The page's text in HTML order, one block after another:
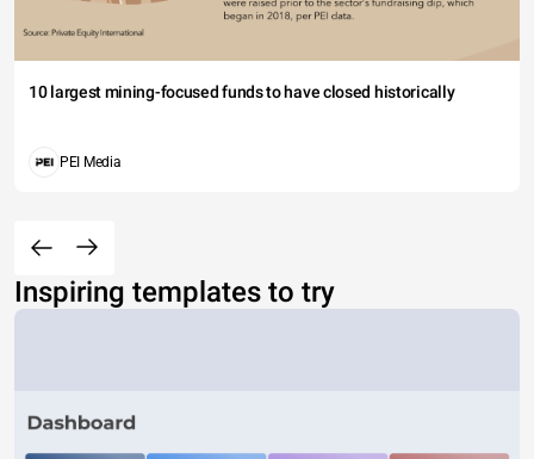
10 largest mining-focused funds to have closed historically
PEI Media
Inspiring templates to try